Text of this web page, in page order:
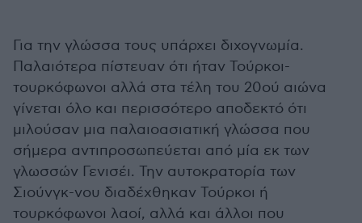
Για την γλώσσα τους υπάρχει διχογνωμία.
Παλαιότερα πίστευαν ότι ήταν Τούρκοι-
τουρκόφωνοι αλλά στα τέλη του 20ού αιώνα
γίνεται όλο και περισσότερο αποδεκτό ότι
μιλούσαν μια παλαιοασιατική γλώσσα που
σήμερα αντιπροσωπεύεται από μία εκ των
γλωσσών Γενισέι. Την αυτοκρατορία των
Σιούνγκ-νου διαδέχθηκαν Τούρκοι ή
τουρκόφωνοι λαοί, αλλά και άλλοι που